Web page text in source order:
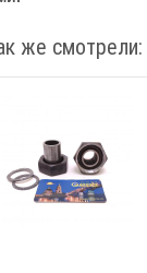
же смотрели: